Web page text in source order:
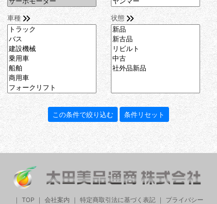
車種 状態
TOP 会社案内 特定商取引法に基づく表記 プライバシー